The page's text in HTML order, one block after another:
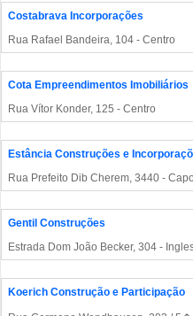
Costabrava Incorporações
Rua Rafael Bandeira, 104 - Centro
Cota Empreendimentos Imobiliários
Rua Vítor Konder, 125 - Centro
Estância Construções e
Rua Prefeito Dib Cherem, 3440 -
Gentil Construções
Estrada Dom João Becker, 304 -
Koerich Construção e Participação